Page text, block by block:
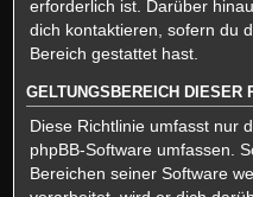
erforderlich ist. Darüber
dich kontaktieren, sofern du
Bereich gestattet hast.
GELTUNGSBEREICH DIESER
Diese Richtlinie umfasst nur
phpBB-Software umfassen.
Bereichen seiner Software